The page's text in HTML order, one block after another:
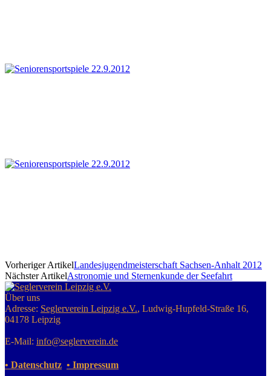
Vorheriger ArtikelLandesjugendmeisterschaft Sachsen-Anhalt 2012
Nächster ArtikelAstronomie und Sternenkunde der Seefahrt
Über uns
Adresse: Seglerverein Leipzig e.V., Ludwig-Hupfeld-Straße 16,
04178 Leipzig
E-Mail: info@seglerverein.de
• Datenschutz • Impressum